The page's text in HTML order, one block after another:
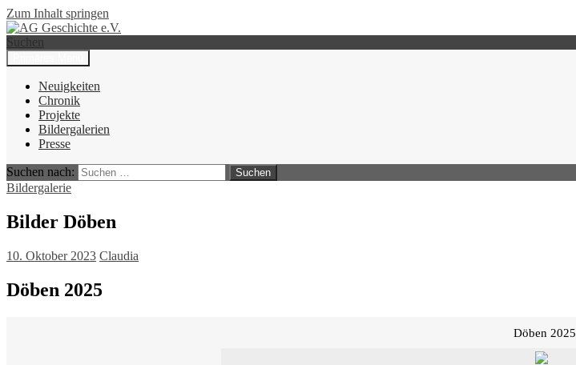
Zum Inhalt springen
AG Geschichte e.V.
Suchen
Neuigkeiten
Chronik
Projekte
Bildergalerien
Presse
Suchen nach:
Bildergalerie
Bilder Döben
10. Oktober 2023 Claudia
Döben 2025
Döben 2025